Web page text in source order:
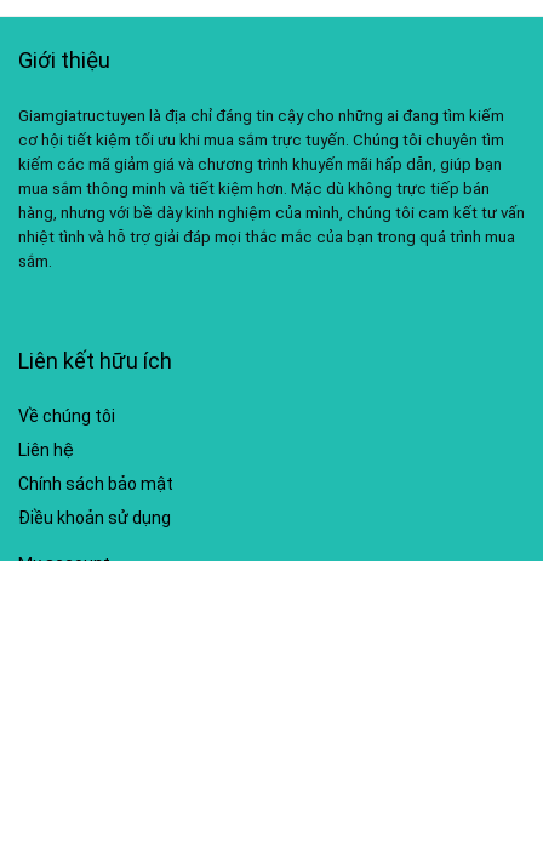
Giới thiệu
Giamgiatructuyen là địa chỉ đáng tin cậy cho những ai đang tìm kiếm
cơ hội tiết kiệm tối ưu khi mua sắm trực tuyến. Chúng tôi chuyên tìm
kiếm các mã giảm giá và chương trình khuyến mãi hấp dẫn, giúp bạn
mua sắm thông minh và tiết kiệm hơn. Mặc dù không trực tiếp bán
hàng, nhưng với bề dày kinh nghiệm của mình, chúng tôi cam kết tư vấn
nhiệt tình và hỗ trợ giải đáp mọi thắc mắc của bạn trong quá trình mua
sắm.
Liên kết hữu ích
Về chúng tôi
Liên hệ
Chính sách bảo mật
Điều khoản sử dụng
My account